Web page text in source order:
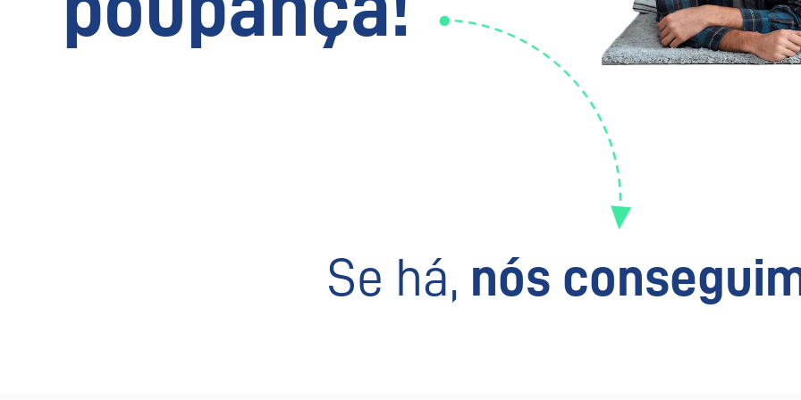
Se há, nós